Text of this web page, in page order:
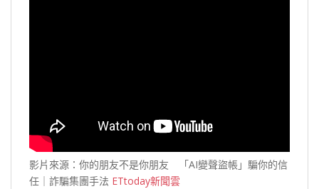
影片來源：你的朋友不是你朋友 「AI變聲盜帳」騙你的信
任｜詐騙集團手法 ETtoday新聞雲